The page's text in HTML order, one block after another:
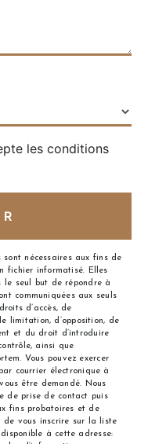
les conditions
sont nécessaires aux fins de
fichier informatisé. Elles
le seul but de répondre à
communiquées aux seuls
d’accès, de
limitation, d’opposition, de
et du droit d’introduire
ainsi que
Vous pouvez exercer
courrier électronique à
être demandé. Nous
de prise de contact puis
fins probatoires et de
de vous inscrire sur la liste
à cette adresse: